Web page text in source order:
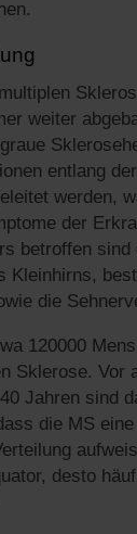
weiter
entlang
werden,
der
betroffen sind
Kleinhirns,
die
120000
Sklerose. Vor
Jahren sind
die MS
desto